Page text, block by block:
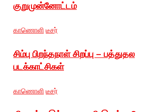
குறுமுன்னோட்டம்
காணொளி டீசர்
சிம்பு பிறந்தநாள் சிறப்பு – பத்துதல
படக்காட்சிகள்
காணொளி டீசர்